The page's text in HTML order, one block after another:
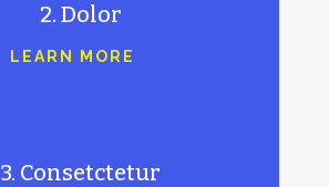
2. Dolor
LEARN MORE
3. Consetctetur